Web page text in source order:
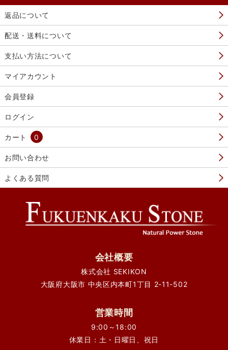
返品について
配送・送料について
支払い方法について
マイアカウント
会員登録
ログイン
カート 0
お問い合わせ
よくある質問
会社概要
株式会社 SEKIKON
大阪府大阪市 中央区内本町1丁目 2-11-502
営業時間
9:00～18:00
休業日：土・日曜日、祝日